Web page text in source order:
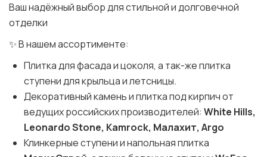
Ваш надёжный выбор для стильной и долговечной
отделки
✨ В нашем ассортименте:
Плитка для фасада и цоколя, а так-же плитка
ступени для крыльца и летсницы.
Декоративный камень и плитка под кирпич от
ведущих российских производителей: White Hills,
Leonardo Stone, Kamrock, Малахит, Argo
Клинкерные ступени и напольная плитка